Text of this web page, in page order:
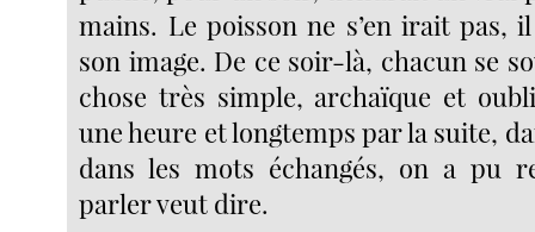
mains. Le poisson ne s’en irait pas,
son image. De ce soir-là, chacun se
chose très simple, archaïque et
une heure et longtemps par la suite,
dans les mots échangés, on a pu
parler veut dire.